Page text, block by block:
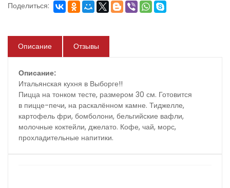
Поделиться:
Описание Отзывы
Описание:
Итальянская кухня в Выборге!!
Пицца на тонком тесте, размером 30 см. Готовится
в пицце-печи, на раскалённом камне. Тиджелле,
картофель фри, бомболони, бельгийские вафли,
молочные коктейли, джелато. Кофе, чай, морс,
прохладительные напитики.